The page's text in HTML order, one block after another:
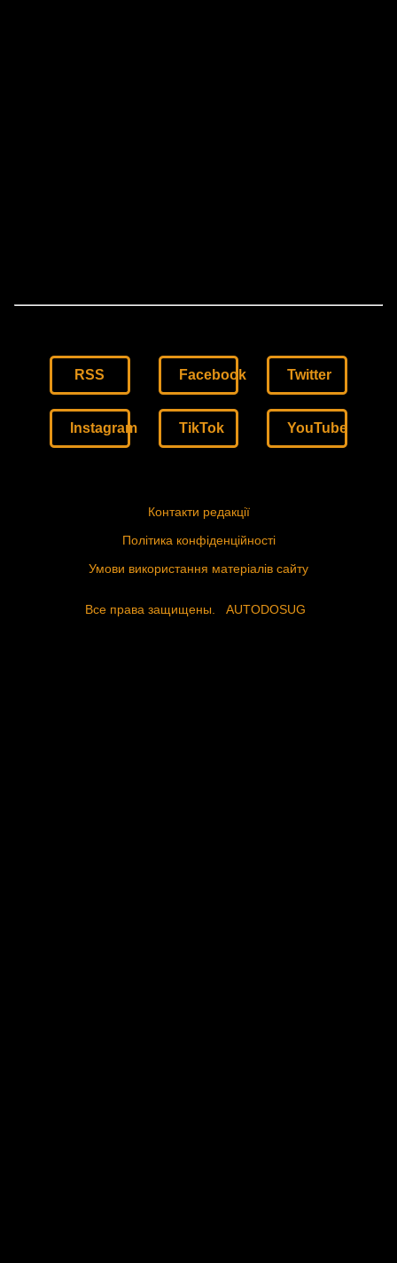
RSS Facebook Twitter
Instagram TikTok YouTube
Контакти редакції
Політика конфіденційності
Умови використання матеріалів сайту
Все права защищены. AUTODOSUG